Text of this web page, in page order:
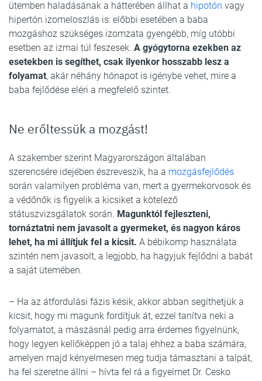
ütemben haladásának a hátterében állhat a hipotón vagy
hipertón izomeloszlás is: előbbi esetében a baba
mozgáshoz szükséges izomzata gyengébb, míg utóbbi
esetben az izmai túl feszesek. A gyógytorna ezekben az
esetekben is segíthet, csak ilyenkor hosszabb lesz a
folyamat, akár néhány hónapot is igénybe vehet, mire a
baba fejlődése eléri a megfelelő szintet.
Ne erőltessük a mozgást!
A szakember szerint Magyarországon általában
szerencsére idejében észreveszik, ha a mozgásfejlődés
során valamilyen probléma van, mert a gyermekorvosok és
a védőnők is figyelik a kicsiket a kötelező
státuszvizsgálatok során. Magunktól fejleszteni,
tornáztatni nem javasolt a gyermeket, és nagyon káros
lehet, ha mi állítjuk fel a kicsit. A bébikomp használata
szintén nem javasolt, a legjobb, ha hagyjuk fejlődni a babát
a saját ütemében.
– Ha az átfordulási fázis késik, akkor abban segíthetjük a
kicsit, hogy mi magunk fordítjuk át, ezzel tanítva neki a
folyamatot, a mászásnál pedig arra érdemes figyelnünk,
hogy legyen kellőképpen jó a talaj ehhez a baba számára,
amelyen majd kényelmesen meg tudja támasztani a talpát,
ha fel szeretne állni – hívta fel rá a figyelmet Dr. Cesko